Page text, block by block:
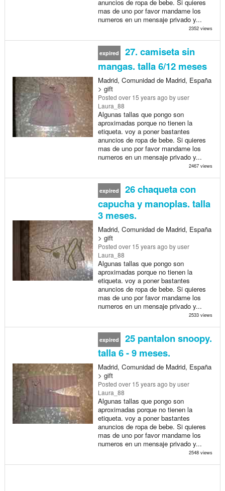
anuncios de ropa de bebe. Si quieres
mas de uno por favor mandame los
numeros en un mensaje privado y...
2352 views
expired
27. camiseta sin
mangas. talla 6/12 meses
Madrid, Comunidad de Madrid, España
> gift
Posted over 15 years ago by user
Laura_88
Algunas tallas que pongo son
aproximadas porque no tienen la
etiqueta. voy a poner bastantes
anuncios de ropa de bebe. Si quieres
mas de uno por favor mandame los
numeros en un mensaje privado y...
2467 views
expired
26 chaqueta con
capucha y manoplas. talla
3 meses.
Madrid, Comunidad de Madrid, España
> gift
Posted over 15 years ago by user
Laura_88
Algunas tallas que pongo son
aproximadas porque no tienen la
etiqueta. voy a poner bastantes
anuncios de ropa de bebe. Si quieres
mas de uno por favor mandame los
numeros en un mensaje privado y...
2533 views
expired
25 pantalon snoopy.
talla 6 - 9 meses.
Madrid, Comunidad de Madrid, España
> gift
Posted over 15 years ago by user
Laura_88
Algunas tallas que pongo son
aproximadas porque no tienen la
etiqueta. voy a poner bastantes
anuncios de ropa de bebe. Si quieres
mas de uno por favor mandame los
numeros en un mensaje privado y...
2548 views